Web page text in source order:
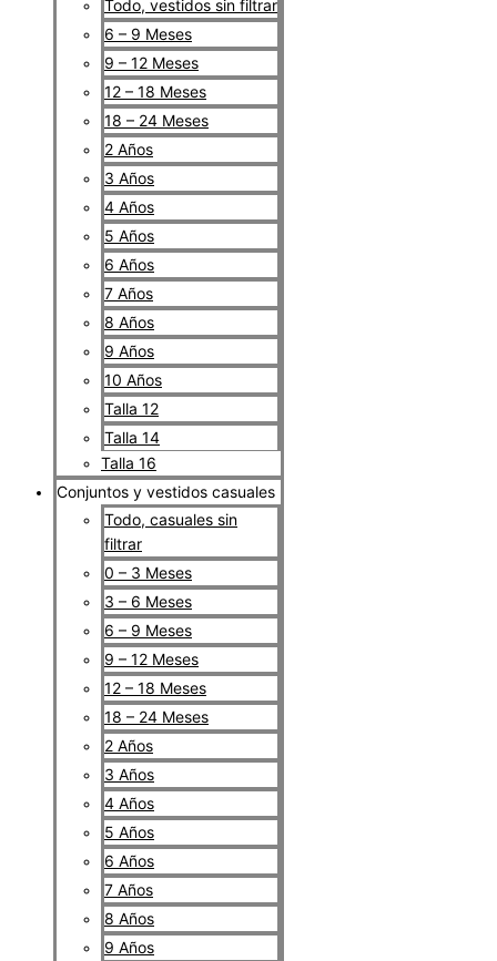
Todo, vestidos sin filtrar
6 – 9 Meses
9 – 12 Meses
12 – 18 Meses
18 – 24 Meses
2 Años
3 Años
4 Años
5 Años
6 Años
7 Años
8 Años
9 Años
10 Años
Talla 12
Talla 14
Talla 16
Conjuntos y vestidos casuales
Todo, casuales sin
filtrar
0 – 3 Meses
3 – 6 Meses
6 – 9 Meses
9 – 12 Meses
12 – 18 Meses
18 – 24 Meses
2 Años
3 Años
4 Años
5 Años
6 Años
7 Años
8 Años
9 Años